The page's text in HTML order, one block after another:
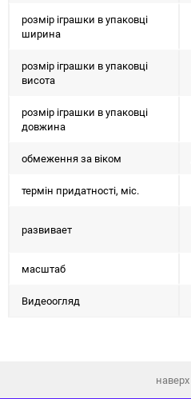
розмір іграшки в упаковці
ширина
розмір іграшки в упаковці
висота
розмір іграшки в упаковці
довжина
обмеження за віком
термін придатності, міс.
развивает
масштаб
Видеоогляд
наверх